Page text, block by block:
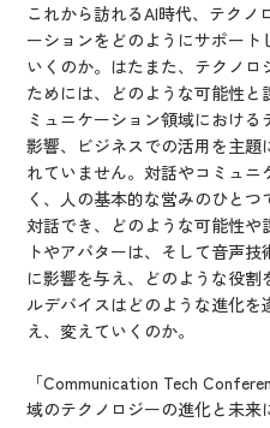
これから訪れるAI時代、テクノ
ーションをどのようにサポー
いくのか。はたまた、テクノ
ためには、どのような可能性
ミュニケーション領域におけ
影響、ビジネスでの活用を主
れていません。対話やコミュ
く、人の基本的な営みのひと
対話でき、どのような可能性や
トやアバターは、そして音声
に影響を与え、どのような役
ルデバイスはどのような進化
え、変えていくのか。
「Communication Tech
域のテクノロジーの進化と未来